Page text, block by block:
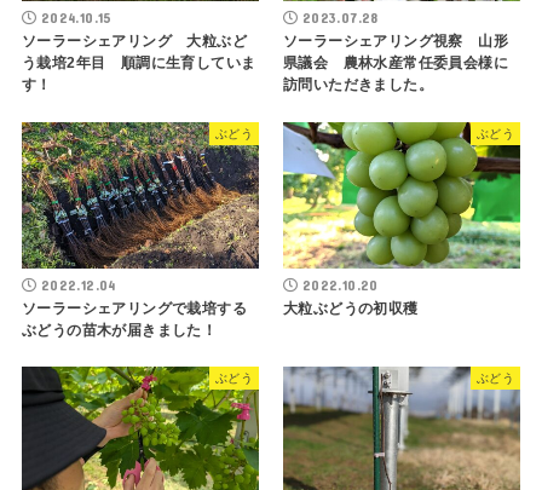
2024.10.15
ソーラーシェアリング 大粒ぶど
う栽培2年目 順調に生育していま
す！
2023.07.28
ソーラーシェアリング視察 山形
県議会 農林水産常任委員会様に
訪問いただきました。
ぶどう
2022.12.04
ソーラーシェアリングで栽培する
ぶどうの苗木が届きました！
ぶどう
2022.10.20
大粒ぶどうの初収穫
ぶどう ぶどう